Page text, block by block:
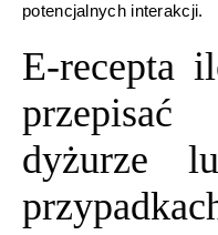
potencjalnych interakcji.
E-recepta
dyżurze